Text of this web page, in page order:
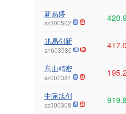
新易盛
sz300502
兆易创新
sh603986
东山精密
sz002384
中际旭创
sz300308